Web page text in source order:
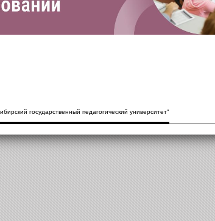
государственный педагогический университет"